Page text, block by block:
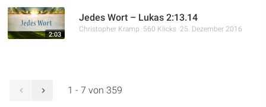
2:03
Jedes Wort – Lukas 2:13.14
Christopher Kramp 560 Klicks 25. Dezember 2016
1 - 7 von 359